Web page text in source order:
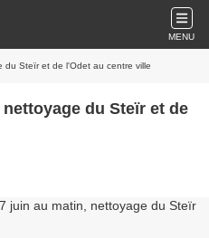
MENU
du Steïr et de l'Odet au centre ville
du Steïr et de